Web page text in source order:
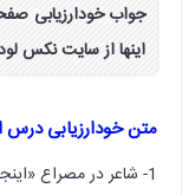
اینها از سایت نکس
متن خودارزیابی
1- شاعر در مصراع «اینجا خانۀ خوب خداست» به چه نکته ای اشاره دارد؟